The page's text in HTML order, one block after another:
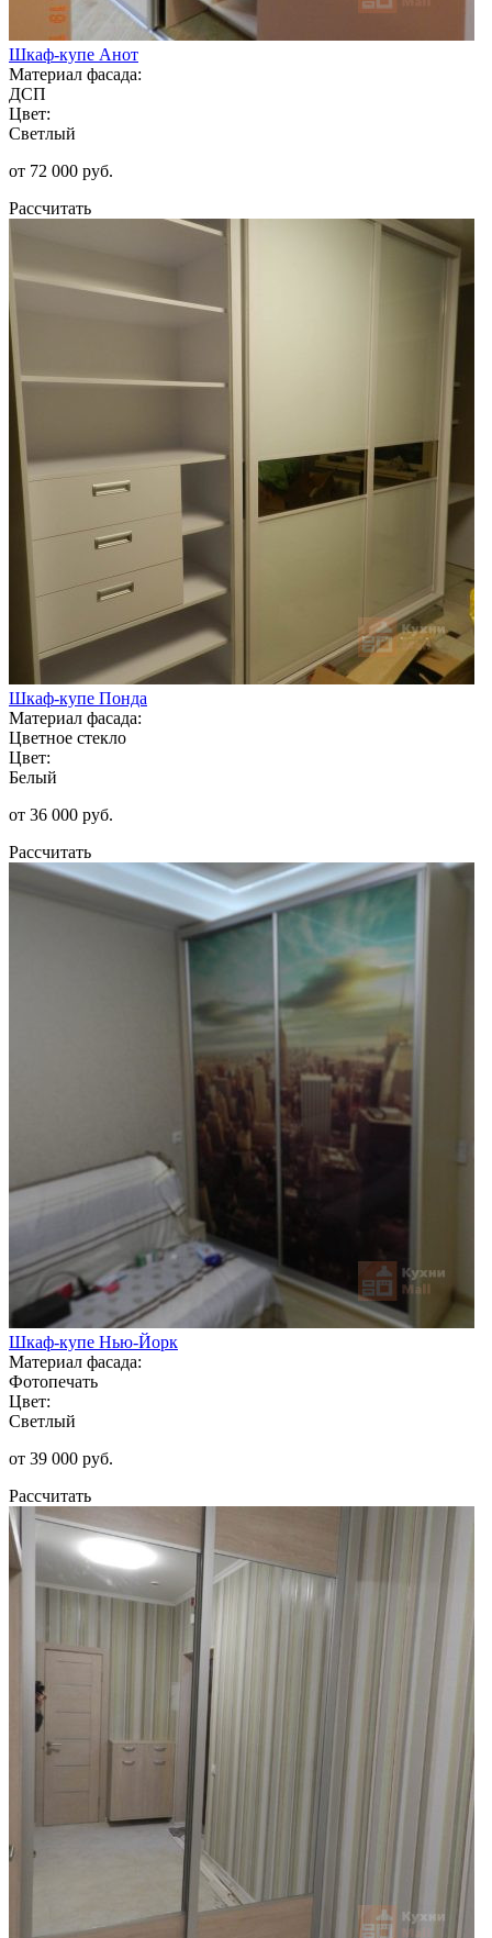
Шкаф-купе Анот
Материал фасада:
ДСП
Цвет:
Светлый
от 72 000 руб.
Рассчитать
Шкаф-купе Понда
Материал фасада:
Цветное стекло
Цвет:
Белый
от 36 000 руб.
Рассчитать
Шкаф-купе Нью-Йорк
Материал фасада:
Фотопечать
Цвет:
Светлый
от 39 000 руб.
Рассчитать